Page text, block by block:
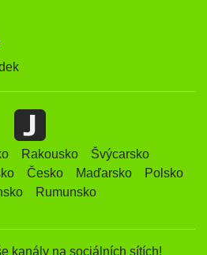
Rakousko
Švýcarsko
Česko Maďarsko
Polsko
Rumunsko
kanály na sociálních sítích!